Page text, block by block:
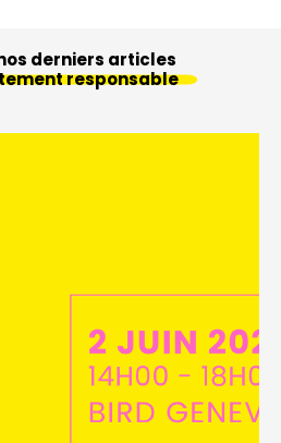
derniers articles
responsable